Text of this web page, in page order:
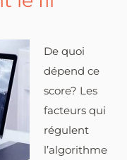
De quoi
dépend ce
score? Les
facteurs qui
régulent
l’algorithme